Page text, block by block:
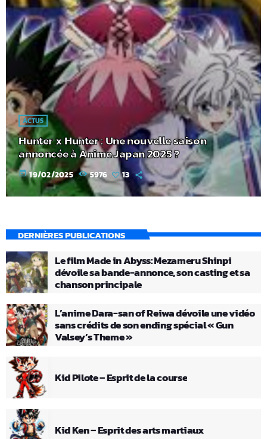
ACTUS
Hunter x Hunter : Une nouvelle saison
annoncée à Anime Japan 2025 ?
today 19/02/2025 5976 13
DERNIÈRES PUBLICATIONS
Le film Made in Abyss: Mezameru Shinpi
dévoile sa bande-annonce, son casting et sa
chanson principale
L’anime Dara-san of Reiwa dévoile une vidéo
sans crédits de son ending spécial « Gun
Valsey’s Theme »
Kid Pilote – Esprit de la course
Kid Ken – Esprit des arts martiaux